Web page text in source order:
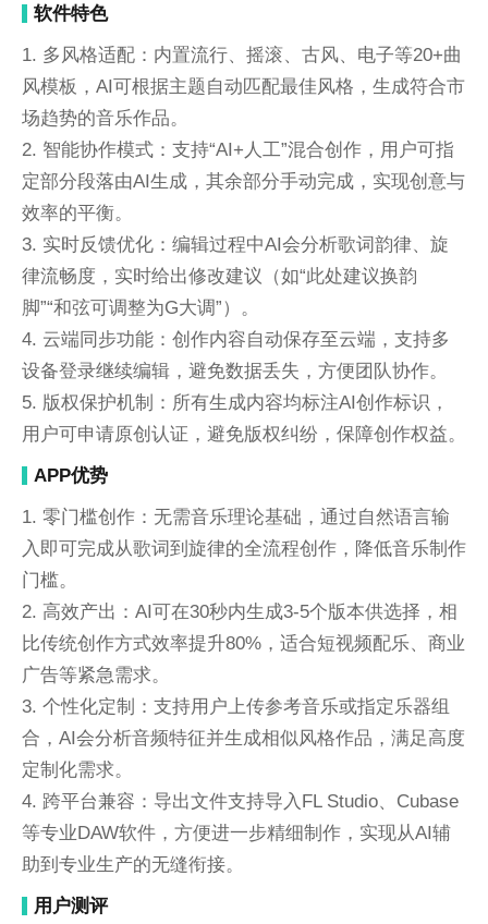
软件特色
1. 多风格适配：内置流行、摇滚、古风、电子等20+曲
风模板，AI可根据主题自动匹配最佳风格，生成符合市
场趋势的音乐作品。
2. 智能协作模式：支持“AI+人工”混合创作，用户可指
定部分段落由AI生成，其余部分手动完成，实现创意与
效率的平衡。
3. 实时反馈优化：编辑过程中AI会分析歌词韵律、旋
律流畅度，实时给出修改建议（如“此处建议换韵
脚”“和弦可调整为G大调”）。
4. 云端同步功能：创作内容自动保存至云端，支持多
设备登录继续编辑，避免数据丢失，方便团队协作。
5. 版权保护机制：所有生成内容均标注AI创作标识，
用户可申请原创认证，避免版权纠纷，保障创作权益。
APP优势
1. 零门槛创作：无需音乐理论基础，通过自然语言输
入即可完成从歌词到旋律的全流程创作，降低音乐制作
门槛。
2. 高效产出：AI可在30秒内生成3-5个版本供选择，相
比传统创作方式效率提升80%，适合短视频配乐、商业
广告等紧急需求。
3. 个性化定制：支持用户上传参考音乐或指定乐器组
合，AI会分析音频特征并生成相似风格作品，满足高度
定制化需求。
4. 跨平台兼容：导出文件支持导入FL Studio、Cubase
等专业DAW软件，方便进一步精细制作，实现从AI辅
助到专业生产的无缝衔接。
用户测评